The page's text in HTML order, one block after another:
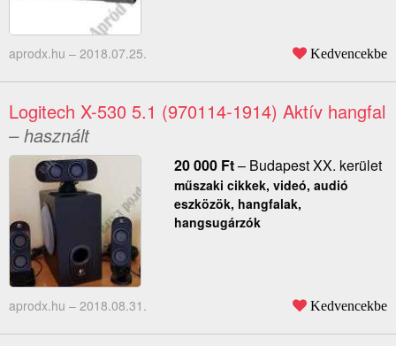
aprodx.hu – 2018.07.25. Kedvencekbe
Logitech X-530 5.1 (970114-1914) Aktív hangfal
– használt
20 000 Ft– Budapest XX. kerület
műszaki cikkek, videó, audió
eszközök, hangfalak,
hangsugárzók
aprodx.hu – 2018.08.31. Kedvencekbe